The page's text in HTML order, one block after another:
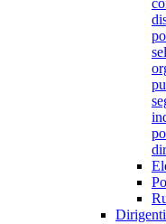
Dirigenti